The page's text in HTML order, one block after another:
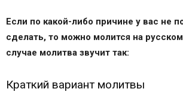
православные традиции.
Во сколько в церкви начинается
Что такое богослужение
Что такое вечерняя служба
Если по какой-либо причине у вас не
сделать, то можно молится на
случае молитва звучит так:
Краткий вариант молитвы